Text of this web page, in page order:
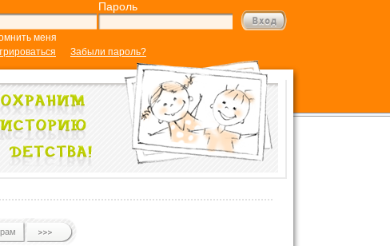
Пароль
меня
Забыли пароль?